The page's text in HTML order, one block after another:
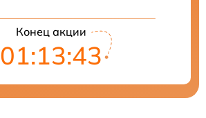
Конец акции
01:13:42